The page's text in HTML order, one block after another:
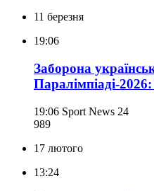
11 березня
19:06
Заборона
Паралімпіаді-
19:06 Sport News 24
989
17 лютого
13:24